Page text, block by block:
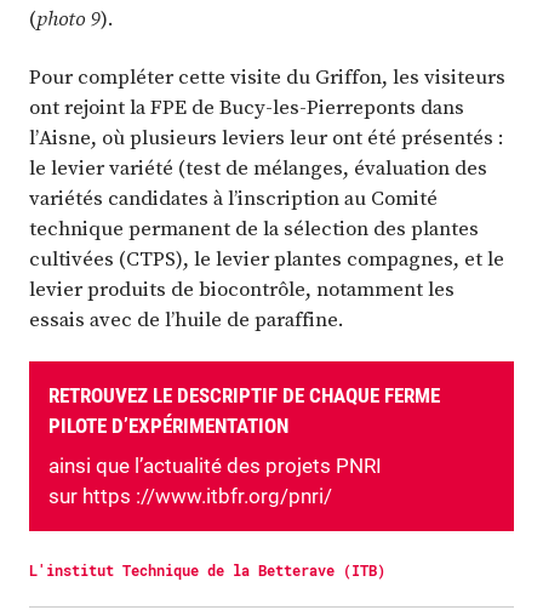
(photo 9).
Pour compléter cette visite du Griffon, les visiteurs
ont rejoint la FPE de Bucy-les-Pierreponts dans
l’Aisne, où plusieurs leviers leur ont été présentés :
le levier variété (test de mélanges, évaluation des
variétés candidates à l’inscription au Comité
technique permanent de la sélection des plantes
cultivées (CTPS), le levier plantes compagnes, et le
levier produits de biocontrôle, notamment les
essais avec de l’huile de paraffine.
RETROUVEZ LE DESCRIPTIF DE CHAQUE FERME
PILOTE D’EXPÉRIMENTATION
ainsi que l’actualité des projets PNRI
sur https ://www.itbfr.org/pnri/
L'institut Technique de la Betterave (ITB)